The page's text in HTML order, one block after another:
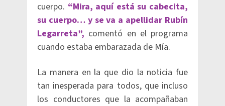
cuerpo. “Mira, aquí está su cabecita,
su cuerpo… y se va a apellidar Rubín
Legarreta”, comentó en el programa
cuando estaba embarazada de Mía.
La manera en la que dio la noticia fue
tan inesperada para todos, que incluso
los conductores que la acompañaban